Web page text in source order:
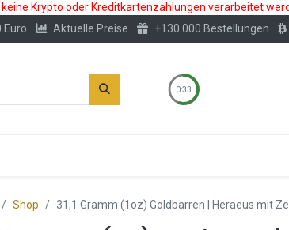
Krypto oder Kreditkartenzahlungen verarbeitet
Euro Aktuelle Preise +130.000 Bestellungen
0:32
Shop 31,1 Gramm (1oz) Goldbarren | Heraeus mit